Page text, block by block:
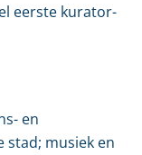
eerste kurator-
en
stad; musiek en